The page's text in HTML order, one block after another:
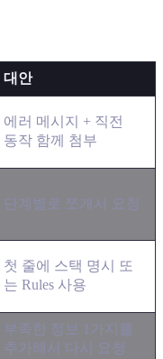
대안
에러 메시지 + 직전
동작 함께 첨부
단계별로 쪼개서 요청
첫 줄에 스택 명시 또
는 Rules 사용
부족한 정보 1가지를
추가해서 다시 요청